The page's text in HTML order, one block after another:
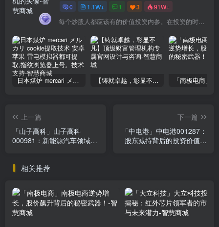
0 1.1W+ 1 3 91W+
每个炒股人都应该有的价值投资内参。在投资的时候，我们把自己看成是企业分析师——而不是市场分析师，也不是宏观经济分析师，更不是证券分析师。
日本煤炉 mercari メルカリ cookie提取技术 安卓 苹果 雷电模拟器都可提取,指纹浏览器上号。技术支持 【铸就卓越，彰显不凡】顶级财富管理机构专属官网设计与咨询
上一篇
「山子高科」山子高科
000981：新能源汽车领域黑
下一篇
「中电港」中电港001287：
股东减持背后的投资价值解
相关推荐